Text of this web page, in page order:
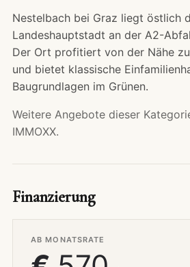
Nestelbach bei Graz liegt östlich
Landeshauptstadt an der A2-
Der Ort profitiert von der Nähe
und bietet klassische
Baugrundlagen im Grünen.
Weitere Angebote dieser
IMMOXX.
Finanzierung
AB MONATSRATE